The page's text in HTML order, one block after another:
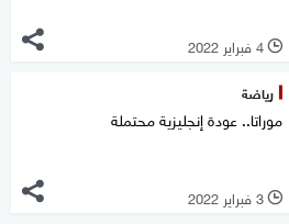
l 4 فبراير 2022
رياضة
موراتا.. عودة إنجليزية محتملة
l 3 فبراير 2022